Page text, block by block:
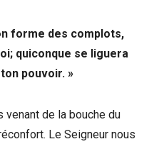
forme des complots,
quiconque se liguera
pouvoir. »
venant de la bouche du
Le Seigneur nous